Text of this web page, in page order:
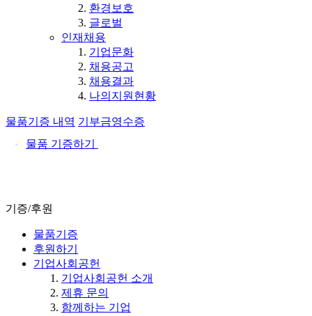
환경보호
글로벌
인재채용
기업문화
채용공고
채용결과
나의지원현황
물품기증 내역 기부금영수증
물품 기증하기
기증/후원
물품기증
후원하기
기업사회공헌
기업사회공헌 소개
제휴 문의
함께하는 기업